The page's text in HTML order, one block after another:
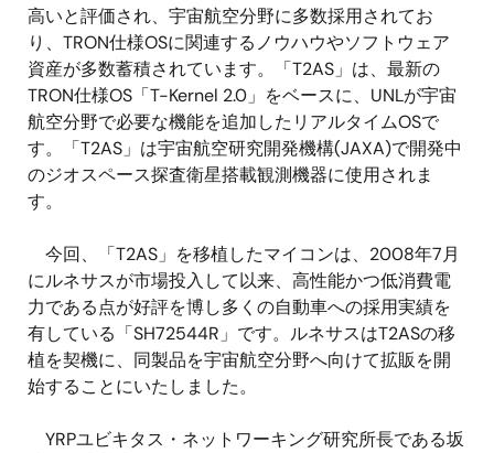
高いと評価され、宇宙航空分野に多数採用されてお
り、TRON仕様OSに関連するノウハウやソフトウェア
資産が多数蓄積されています。「T2AS」は、最新の
TRON仕様OS「T-Kernel 2.0」をベースに、UNLが宇宙
航空分野で必要な機能を追加したリアルタイムOSで
す。「T2AS」は宇宙航空研究開発機構(JAXA)で開発中
のジオスペース探査衛星搭載観測機器に使用されま
す。
今回、「T2AS」を移植したマイコンは、2008年7月
にルネサスが市場投入して以来、高性能かつ低消費電
力である点が好評を博し多くの自動車への採用実績を
有している「SH72544R」です。ルネサスはT2ASの移
植を契機に、同製品を宇宙航空分野へ向けて拡販を開
始することにいたしました。
YRPユビキタス・ネットワーキング研究所長である坂